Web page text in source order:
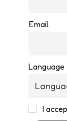
Email
Language
I